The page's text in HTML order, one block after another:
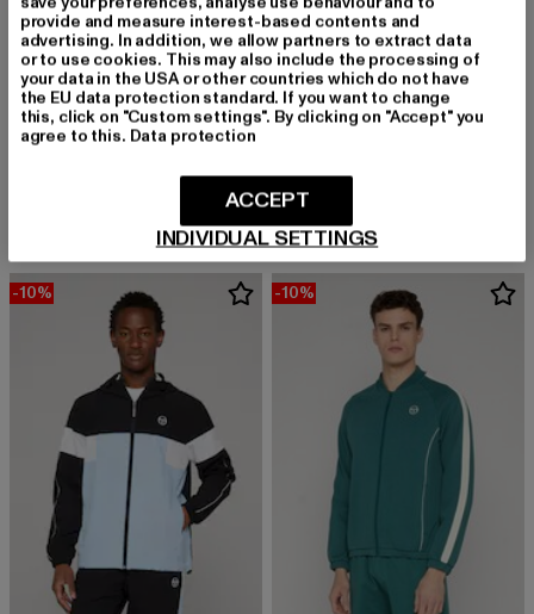
SERGIO TACCHINI
Derzeitiger Preis: 86,39 EURAktionspreis: 95,99 EUR
Abelia Jacket SL
112,13 EUR
Derzeitiger Preis: 112,13 EUR
-10% -10%
provide and measure interest-based contents and
advertising. In addition, we allow partners to extract data
or to use cookies. This may also include the processing of
your data in the USA or other countries which do not have
the EU data protection standard. If you want to change
this, click on "Custom settings". By clicking on "Accept" you
agree to this. Data protection
INDIVIDUAL SETTINGS
ACCEPT